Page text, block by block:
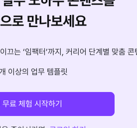
로 만나보세요
끄는 ‘임팩터’까지, 커리어 단계별 맞춤 콘
이상의 업무 템플릿
무료 체험 시작하기